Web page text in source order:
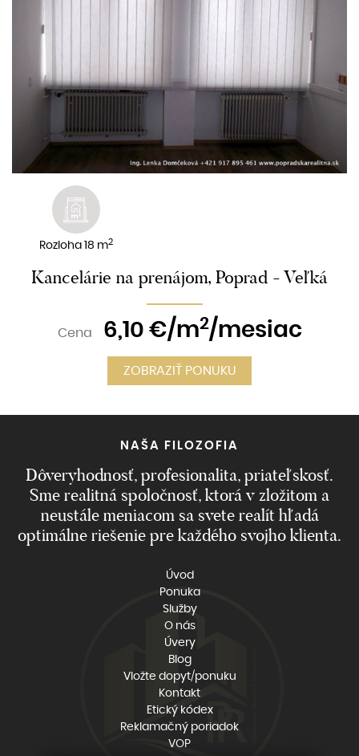
Rozloha 18 m2
Kancelárie na prenájom, Poprad - Veľká
Cena 6,10 €/m2/mesiac
ZOBRAZIŤ PONUKU
NAŠA FILOZOFIA
Dôveryhodnosť, profesionalita, priateľskosť.
Sme realitná spoločnosť, ktorá v zložitom a
neustále meniacom sa svete realít hľadá
optimálne riešenie pre každého svojho klienta.
Úvod
Ponuka
Služby
O nás
Úvery
Blog
Vložte dopyt/ponuku
Kontakt
Etický kódex
Reklamačný poriadok
VOP